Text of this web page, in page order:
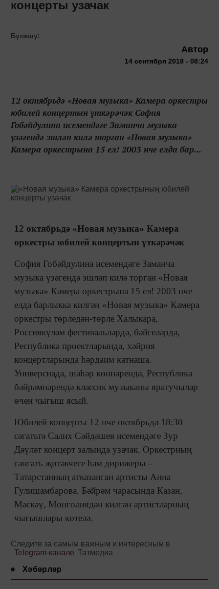
концерты узачак
Бүлешү:
Автор
14 сентября 2018 - 08:24
12 октябрьдә «Новая музыка» Камера оркестры
юбилей концертын үткәрәчәк София
Гобәйдулина исемендәге Заманча музыка
үзәгендә эшләп килә торган «Новая музыка»
Камера оркестрына 15 ел! 2003 нче елда бар...
12 октябрьдә «Новая музыка» Камера
оркестры юбилей концертын үткәрәчәк
София Гобәйдулина исемендәге Заманча
музыка үзәгендә эшләп килә торган «Новая
музыка» Камера оркестрына 15 ел! 2003 нче
елда барлыкка килгән «Новая музыка» Камера
оркестры төрледән-төрле Халыкара,
Россиякүләм фестивальләрдә, бәйгеләрдә,
Республика проектларында, хәйрия
концертларында һәрдаим катнаша.
Универсиада, шәһәр көннәрендә, Республика
бәйрәмнәрендә классик музыканы яратучылар
өчен чыгыш ясый.
Юбилей концерты 12 нче октябрьдә 18:30
сәгатьтә Салих Сәйдәшев исемендәге Зур
Дәүләт концерт залында узачак. Оркестрның
сәнгать җитәкчесе һәм дирижеры –
Татарстанның атказанган артисты Анна
Гулишамбарова. Бәйрәм чарасында Казан,
Мәскәү, Монголиядән килгән артистларның
чыгышлары көтелә.
Следите за самым важным и интересным в
Telegram-канале Татмедиа
Хәбәрләр